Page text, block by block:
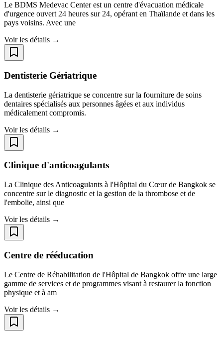
Le BDMS Medevac Center est un centre d'évacuation médicale
d'urgence ouvert 24 heures sur 24, opérant en Thaïlande et dans les
pays voisins. Avec une
Voir les détails →
Dentisterie Gériatrique
La dentisterie gériatrique se concentre sur la fourniture de soins
dentaires spécialisés aux personnes âgées et aux individus
médicalement compromis.
Voir les détails →
Clinique d'anticoagulants
La Clinique des Anticoagulants à l'Hôpital du Cœur de Bangkok se
concentre sur le diagnostic et la gestion de la thrombose et de
l'embolie, ainsi que
Voir les détails →
Centre de rééducation
Le Centre de Réhabilitation de l'Hôpital de Bangkok offre une large
gamme de services et de programmes visant à restaurer la fonction
physique et à am
Voir les détails →